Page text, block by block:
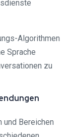
Algorithmen
Sprache
zu
und Bereichen